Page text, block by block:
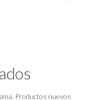
Productos nuevos